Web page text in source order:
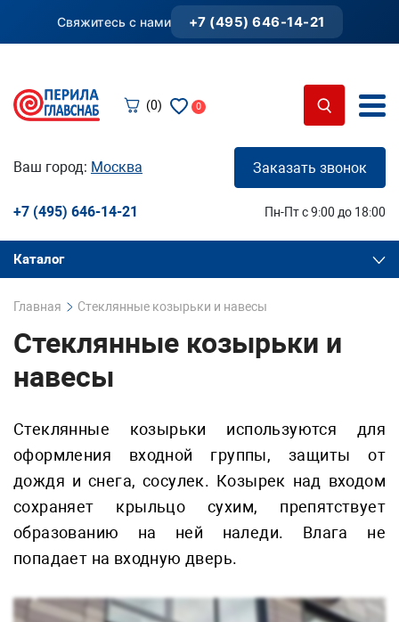
Свяжитесь с нами +7 (495) 646-14-21
(0) 0
Ваш город: Москва Заказать звонок
+7 (495) 646-14-21 Пн-Пт с 9:00 до 18:00
Каталог
Главная Стеклянные козырьки и навесы
Стеклянные козырьки и
навесы
Стеклянные козырьки используются для
оформления входной группы, защиты от
дождя и снега, сосулек. Козырек над входом
сохраняет крыльцо сухим, препятствует
образованию на ней наледи. Влага не
попадает на входную дверь.